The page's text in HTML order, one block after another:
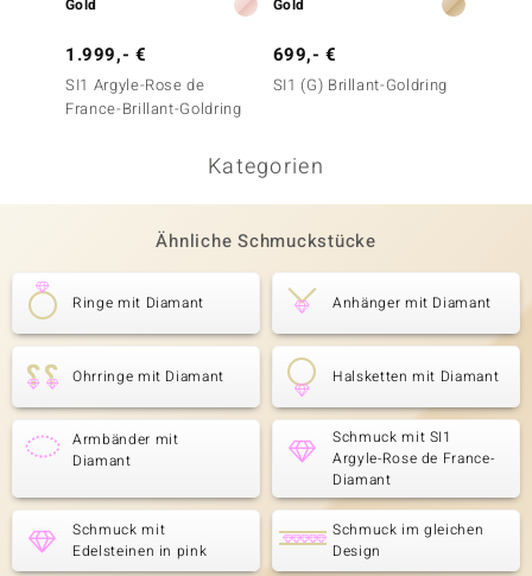
Gold
1.999,- €
SI1 Argyle-Rose de
France-Brillant-Goldring
Gold
699,- €
SI1 (G) Brillant-Goldring
Kategorien
Ähnliche Schmuckstücke
Ringe mit Diamant Anhänger mit Diamant
Ohrringe mit Diamant Halsketten mit Diamant
Armbänder mit
Diamant
Schmuck mit SI1
Argyle-Rose de France-
Diamant
Schmuck mit
Edelsteinen in pink
Schmuck im gleichen
Design